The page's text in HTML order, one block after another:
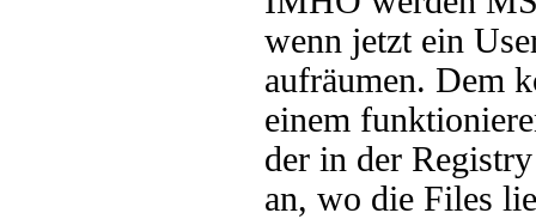
wenn jetzt ein
aufräumen. Dem
einem
der in der
an, wo die Files